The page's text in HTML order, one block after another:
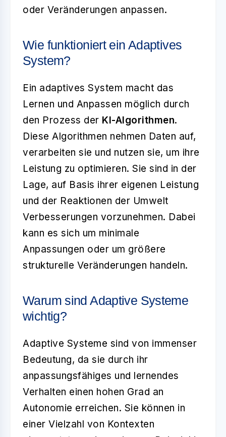
oder Veränderungen anpassen.
Wie funktioniert ein Adaptives
System?
Ein adaptives System macht das
Lernen und Anpassen möglich durch
den Prozess der KI-Algorithmen.
Diese Algorithmen nehmen Daten auf,
verarbeiten sie und nutzen sie, um ihre
Leistung zu optimieren. Sie sind in der
Lage, auf Basis ihrer eigenen Leistung
und der Reaktionen der Umwelt
Verbesserungen vorzunehmen. Dabei
kann es sich um minimale
Anpassungen oder um größere
strukturelle Veränderungen handeln.
Warum sind Adaptive Systeme
wichtig?
Adaptive Systeme sind von immenser
Bedeutung, da sie durch ihr
anpassungsfähiges und lernendes
Verhalten einen hohen Grad an
Autonomie erreichen. Sie können in
einer Vielzahl von Kontexten